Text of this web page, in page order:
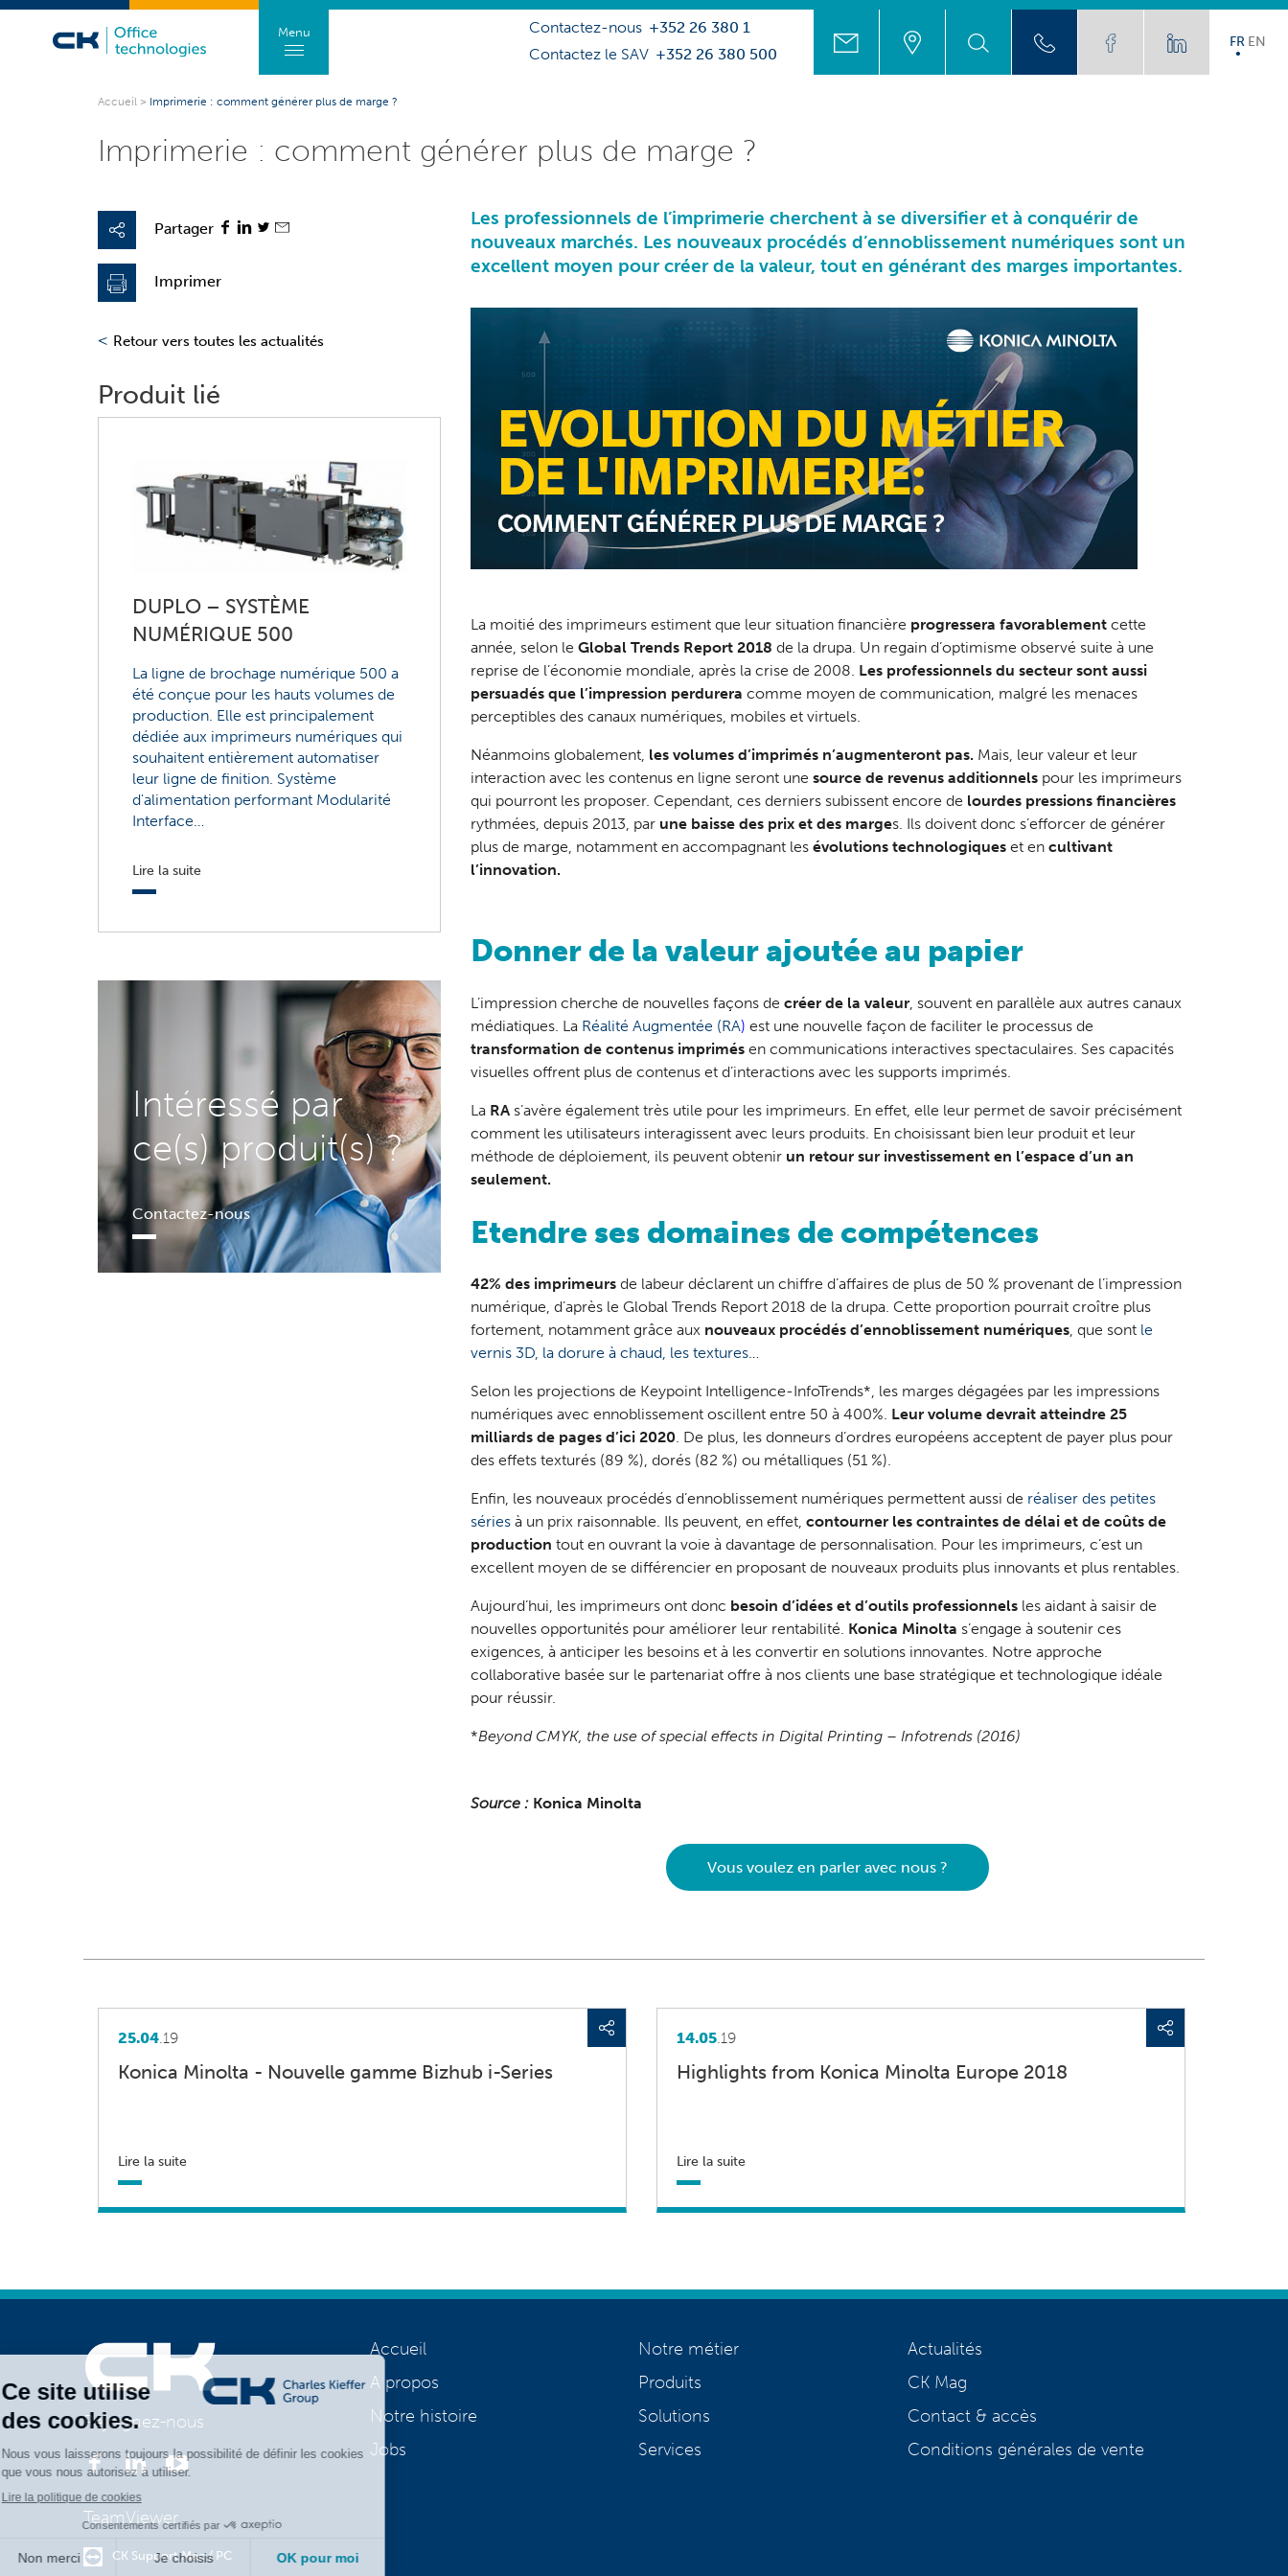
Contactez-nous +352 26 380 1
Contactez le SAV +352 26 380 500
FR EN
Menu
Accueil > Imprimerie : comment générer plus de marge ?
Imprimerie : comment générer plus de marge ?
Partager
Imprimer
< Retour vers toutes les actualités
Produit lié
DUPLO – SYSTÈME
NUMÉRIQUE 500
La ligne de brochage numérique 500 a
été conçue pour les hauts volumes de
production. Elle est principalement
dédiée aux imprimeurs numériques qui
souhaitent entièrement automatiser
leur ligne de finition. Système
d'alimentation performant Modularité
Interface…
Lire la suite
Intéressé par
ce(s) produit(s) ?
Contactez-nous
Les professionnels de l’imprimerie cherchent à se diversifier et à conquérir de
nouveaux marchés. Les nouveaux procédés d’ennoblissement numériques sont un
excellent moyen pour créer de la valeur, tout en générant des marges importantes.
La moitié des imprimeurs estiment que leur situation financière progressera favorablementcette
année, selon le Global Trends Report 2018 de la drupa. Un regain d’optimisme observé suite à une
reprise de l’économie mondiale, après la crise de 2008. Les professionnels du secteur sont aussi
persuadés que l’impression perdurera comme moyen de communication, malgré les menaces
perceptibles des canaux numériques, mobiles et virtuels.
Néanmoins globalement, les volumes d’imprimés n’augmenteront pas. Mais, leur valeur et leur
interaction avec les contenus en ligne seront une source de revenus additionnelspour les imprimeurs
qui pourront les proposer. Cependant, ces derniers subissent encore de lourdes pressions financières
rythmées, depuis 2013, par une baisse des prix et des marges. Ils doivent donc s’efforcer de générer
plus de marge, notamment en accompagnant les évolutions technologiqueset encultivant
l’innovation.
Donner de la valeur ajoutée au papier
L’impression cherche de nouvelles façons de créer de la valeur, souvent en parallèle aux autres canaux
médiatiques. La Réalité Augmentée (RA) est une nouvelle façon de faciliter le processus de
transformation de contenus imprimésen communications interactives spectaculaires. Ses capacités
visuelles offrent plus de contenus et d’interactions avec les supports imprimés.
La RAs’avère également très utile pour les imprimeurs. En effet, elle leur permet de savoir précisément
comment les utilisateurs interagissent avec leurs produits. En choisissant bien leur produit et leur
méthode de déploiement, ils peuvent obtenir un retour sur investissement en l’espace d’un an
seulement.
Etendre ses domaines de compétences
42% des imprimeursde labeur déclarent un chiffre d’affaires de plus de 50 % provenant de l’impression
numérique, d’après le Global Trends Report 2018 de la drupa. Cette proportion pourrait croître plus
fortement, notamment grâce aux nouveaux procédés d’ennoblissement numériques, que sont le
vernis 3D, la dorure à chaud, les textures…
Selon les projections de Keypoint Intelligence-InfoTrends*, les marges dégagées par les impressions
numériques avec ennoblissement oscillent entre 50 à 400%. Leur volume devrait atteindre 25
milliards de pages d’ici 2020. De plus, les donneurs d’ordres européens acceptent de payer plus pour
des effets texturés (89 %), dorés (82 %) ou métalliques (51 %).
Enfin, les nouveaux procédés d’ennoblissement numériques permettent aussi de réaliser des petites
sériesà un prix raisonnable. Ils peuvent, en effet, contourner les contraintes de délai et de coûts de
production tout en ouvrant la voie à davantage de personnalisation. Pour les imprimeurs, c’est un
excellent moyen de se différencier en proposant de nouveaux produits plus innovants et plus rentables.
Aujourd’hui, les imprimeurs ont donc besoin d’idées et d’outils professionnelsles aidant à saisir de
nouvelles opportunités pour améliorer leur rentabilité. Konica Minolta s’engage à soutenir ces
exigences, à anticiper les besoins et à les convertir en solutions innovantes. Notre approche
collaborative basée sur le partenariat offre à nos clients une base stratégique et technologique idéale
pour réussir.
*Beyond CMYK, the use of special effects in Digital Printing – Infotrends (2016)
Source : Konica Minolta
Vous voulez en parler avec nous ?
25.04.19
Konica Minolta - Nouvelle gamme Bizhub i-Series
Lire la suite
14.05.19
Highlights from Konica Minolta Europe 2018
Lire la suite
Rejoignez-nous
TeamViewer
CK Support Mac / PC
Accueil
A propos
Notre histoire
Jobs
Notre métier
Produits
Solutions
Services
Actualités
CK Mag
Contact & accès
Conditions générales de vente